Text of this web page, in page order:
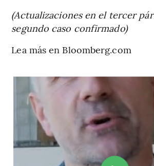
(Actualizaciones en el tercer
segundo caso confirmado)
Lea más en Bloomberg.com